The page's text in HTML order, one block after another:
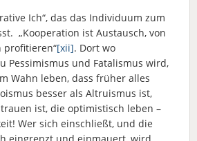
Ich“, das das Individuum zum
„Kooperation ist Austausch, von
profitieren“[xii]. Dort wo
Pessimismus und Fatalismus wird,
Wahn leben, dass früher alles
besser als Altruismus ist,
ist, die optimistisch leben –
Wer sich einschließt, und die